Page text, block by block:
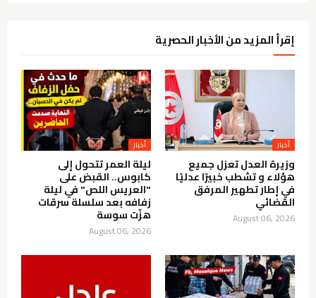
إقرأ المزيد من الأخبار الحصرية
أخبار
وزيرة العدل تعزل جميع
هؤلاء و تشطب خبيرًا عدليًا
في إطار تطهير المرفق
القضائي
August 06, 2026
أخبار
ليلة العمر تتحول إلى
كابوس.. القبض على
"العريس اللص" في ليلة
زفافه بعد سلسلة سرقات
هزّت سوسة
August 06, 2026